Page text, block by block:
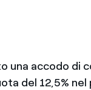
una accodo di
del 12,5%